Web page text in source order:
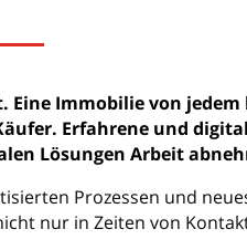
Immobilie von jedem
Erfahrene und
Lösungen Arbeit
Prozessen und
nur in Zeiten von